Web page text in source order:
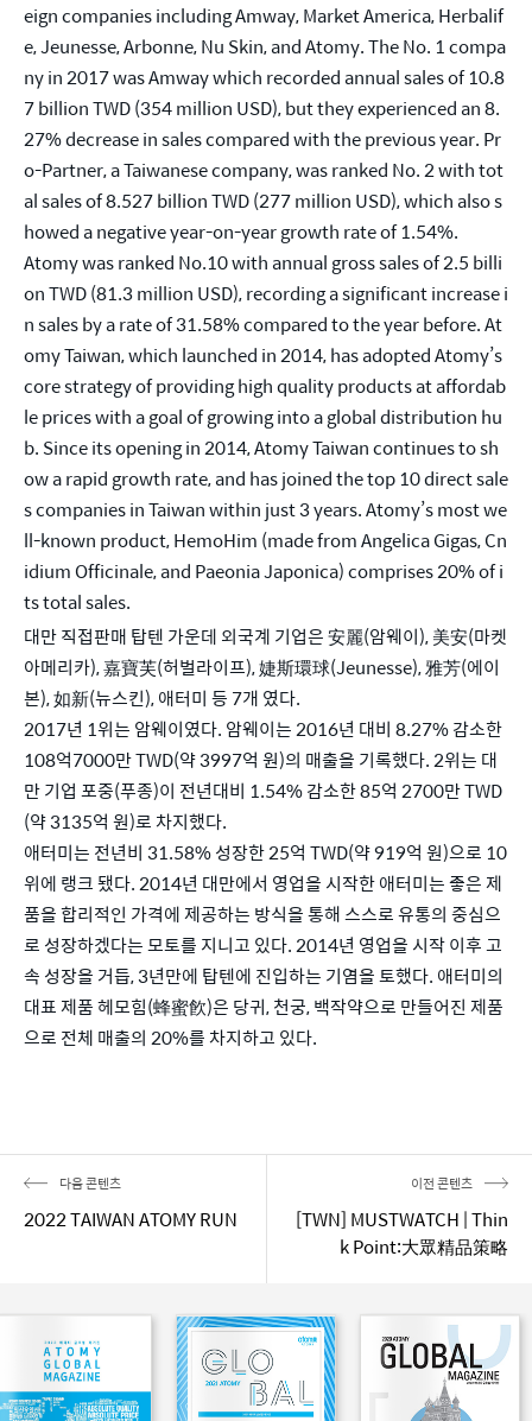
eign companies including Amway, Market America, Herbalif
e, Jeunesse, Arbonne, Nu Skin, and Atomy. The No. 1 compa
ny in 2017 was Amway which recorded annual sales of 10.8
7 billion TWD (354 million USD), but they experienced an 8.
27% decrease in sales compared with the previous year. Pr
o-Partner, a Taiwanese company, was ranked No. 2 with tot
al sales of 8.527 billion TWD (277 million USD), which also s
howed a negative year-on-year growth rate of 1.54%.
Atomy was ranked No.10 with annual gross sales of 2.5 billi
on TWD (81.3 million USD), recording a significant increase i
n sales by a rate of 31.58% compared to the year before. At
omy Taiwan, which launched in 2014, has adopted Atomy’s
core strategy of providing high quality products at affordab
le prices with a goal of growing into a global distribution hu
b. Since its opening in 2014, Atomy Taiwan continues to sh
ow a rapid growth rate, and has joined the top 10 direct sale
s companies in Taiwan within just 3 years. Atomy’s most we
ll-known product, HemoHim (made from Angelica Gigas, Cn
idium Officinale, and Paeonia Japonica) comprises 20% of i
ts total sales.
대만 직접판매 탑텐 가운데 외국계 기업은 安麗(암웨이), 美安(마켓
아메리카), 嘉寶芙(허벌라이프), 婕斯環球(Jeunesse), 雅芳(에이
본), 如新(뉴스킨), 애터미 등 7개 였다.
2017년 1위는 암웨이였다. 암웨이는 2016년 대비 8.27% 감소한
108억7000만 TWD(약 3997억 원)의 매출을 기록했다. 2위는 대
만 기업 포중(푸종)이 전년대비 1.54% 감소한 85억 2700만 TWD
(약 3135억 원)로 차지했다.
애터미는 전년비 31.58% 성장한 25억 TWD(약 919억 원)으로 10
위에 랭크 됐다. 2014년 대만에서 영업을 시작한 애터미는 좋은 제
품을 합리적인 가격에 제공하는 방식을 통해 스스로 유통의 중심으
로 성장하겠다는 모토를 지니고 있다. 2014년 영업을 시작 이후 고
속 성장을 거듭, 3년만에 탑텐에 진입하는 기염을 토했다. 애터미의
대표 제품 헤모힘(蜂蜜飮)은 당귀, 천궁, 백작약으로 만들어진 제품
으로 전체 매출의 20%를 차지하고 있다.
다음 콘텐츠
2022 TAIWAN ATOMY RUN
이전 콘텐츠
[TWN] MUSTWATCH | Thin
k Point:大眾精品策略